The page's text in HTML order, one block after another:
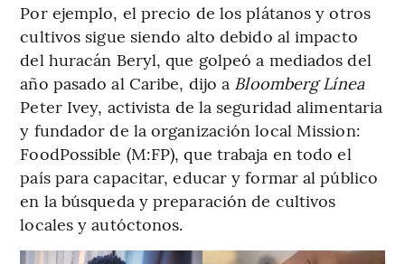
Por ejemplo, el precio de los plátanos y otros
cultivos sigue siendo alto debido al impacto
del huracán Beryl, que golpeó a mediados del
año pasado al Caribe, dijo a Bloomberg Línea
Peter Ivey, activista de la seguridad alimentaria
y fundador de la organización local Mission:
FoodPossible (M:FP), que trabaja en todo el
país para capacitar, educar y formar al público
en la búsqueda y preparación de cultivos
locales y autóctonos.